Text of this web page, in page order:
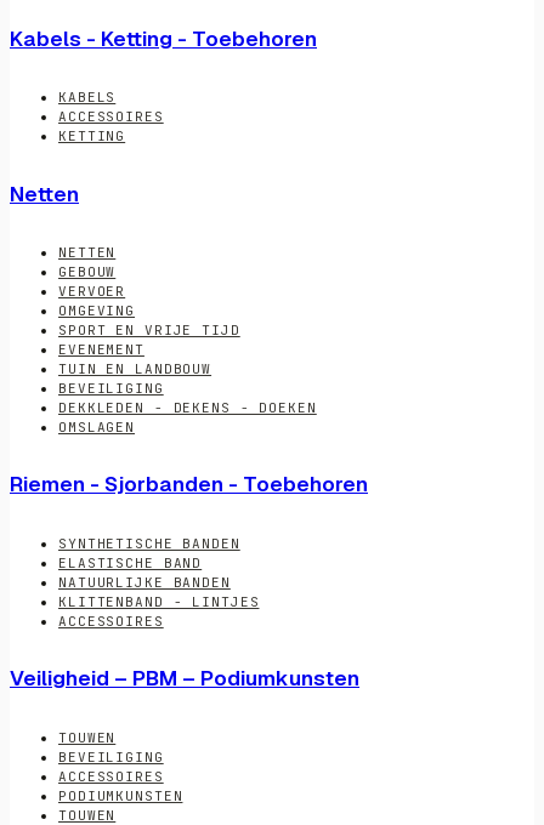
Kabels - Ketting - Toebehoren
KABELS
ACCESSOIRES
KETTING
Netten
NETTEN
GEBOUW
VERVOER
OMGEVING
SPORT EN VRIJE TIJD
EVENEMENT
TUIN EN LANDBOUW
BEVEILIGING
DEKKLEDEN - DEKENS - DOEKEN
OMSLAGEN
Riemen - Sjorbanden - Toebehoren
SYNTHETISCHE BANDEN
ELASTISCHE BAND
NATUURLIJKE BANDEN
KLITTENBAND - LINTJES
ACCESSOIRES
Veiligheid – PBM – Podiumkunsten
TOUWEN
BEVEILIGING
ACCESSOIRES
PODIUMKUNSTEN
TOUWEN